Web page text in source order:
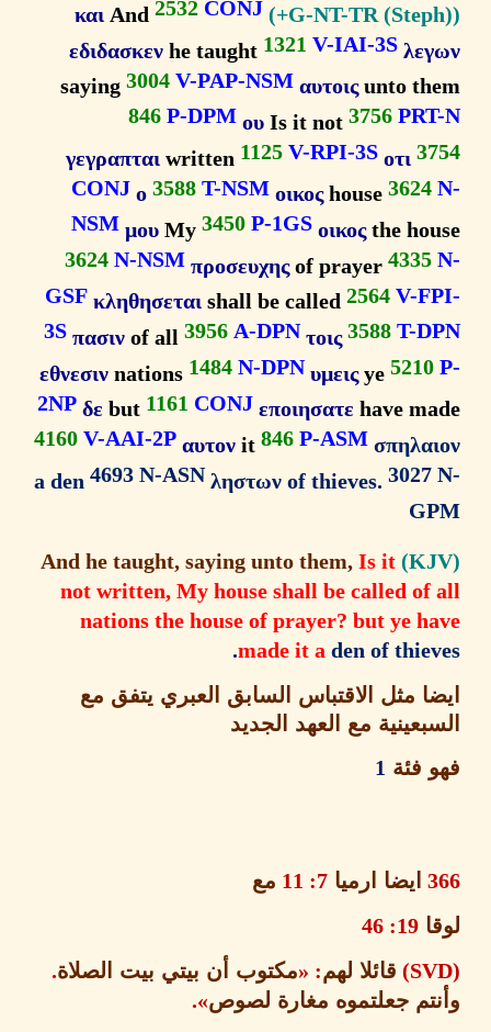
καιAnd2532 CONJ
εδιδασκενhe taught1321V-IAI-3S
saying3004V-PAP-NSMαυτοιςunto
846P-DPMουIs it not3756
γεγραπταιwritten1125V-RPI-3Sοτι
CONJο3588T-NSMοικος house
NSMμουMy3450P-1GSοικοςthe
3624N-NSMπροσευχηςof prayer
GSFκληθησεταιshall be called2564V-
3S πασινof all3956A-DPNτοις3588T-
εθνεσινnations1484N-DPNυμειςye
2NPδεbut1161 CONJεποιησατεhave
4160V-AAI-2P αυτονit846P-ASM
a den4693 N-ASNληστων of thieves.
And he taught, saying unto them,
Is it
not written, My house shall be called
nations the house of prayer? but ye
made it a den of
مثل الاقتباس السابق العبري يتفق مع
مع العهد الجديد
فئة1
ايضا ارميا7: 11
مع
19: 46
قائلا لهم: « مكتوب أن بيتي بيت الصلاة
جعلتموهمغارة لصوص».